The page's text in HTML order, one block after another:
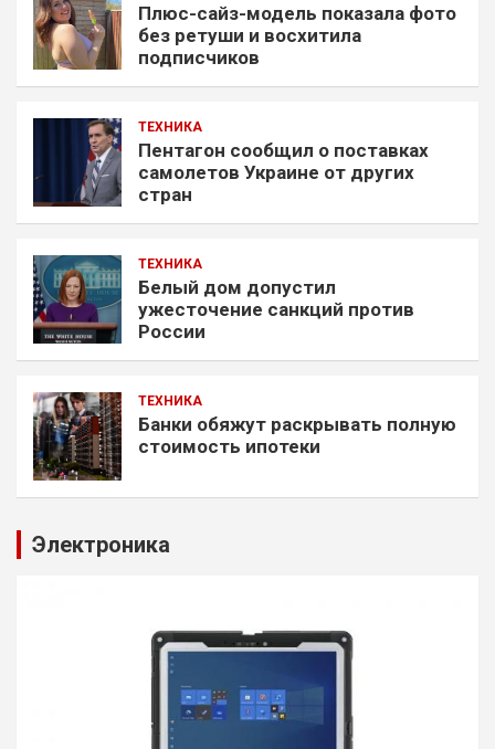
Плюс-сайз-модель показала фото
без ретуши и восхитила
подписчиков
ТЕХНИКА
Пентагон сообщил о поставках
самолетов Украине от других
стран
ТЕХНИКА
Белый дом допустил
ужесточение санкций против
России
ТЕХНИКА
Банки обяжут раскрывать полную
стоимость ипотеки
Электроника